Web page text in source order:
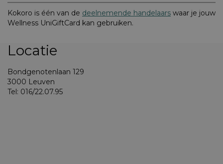
Kokoro is één van de deelnemende handelaars waar je jouw
Wellness UniGiftCard kan gebruiken.
Locatie
Bondgenotenlaan 129
3000 Leuven
Tel: 016/22.07.95